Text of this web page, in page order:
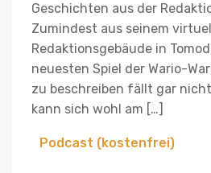
Geschichten aus der
Zumindest aus seinem
Redaktionsgebäude in
neuesten Spiel der Wario-
zu beschreiben fällt gar
kann sich wohl am […]
Podcast (kostenfrei)